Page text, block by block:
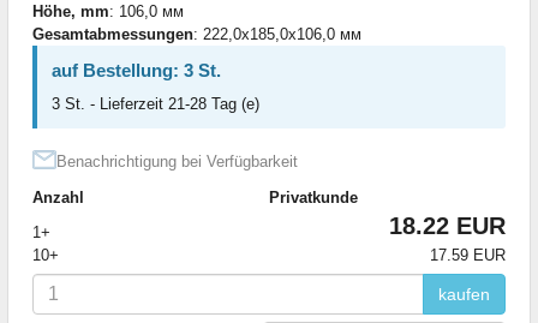
Höhe, mm: 106,0 мм
Gesamtabmessungen: 222,0x185,0x106,0 мм
auf Bestellung: 3 St.
3 St. - Lieferzeit 21-28 Tag (e)
Benachrichtigung bei Verfügbarkeit
Anzahl
Privatkunde
1+
18.22 EUR
10+ 17.59 EUR
kaufen